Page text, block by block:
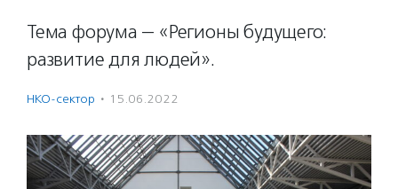
Тема форума — «Регионы будущего:
развитие для людей».
НКО-сектор · 15.06.2022